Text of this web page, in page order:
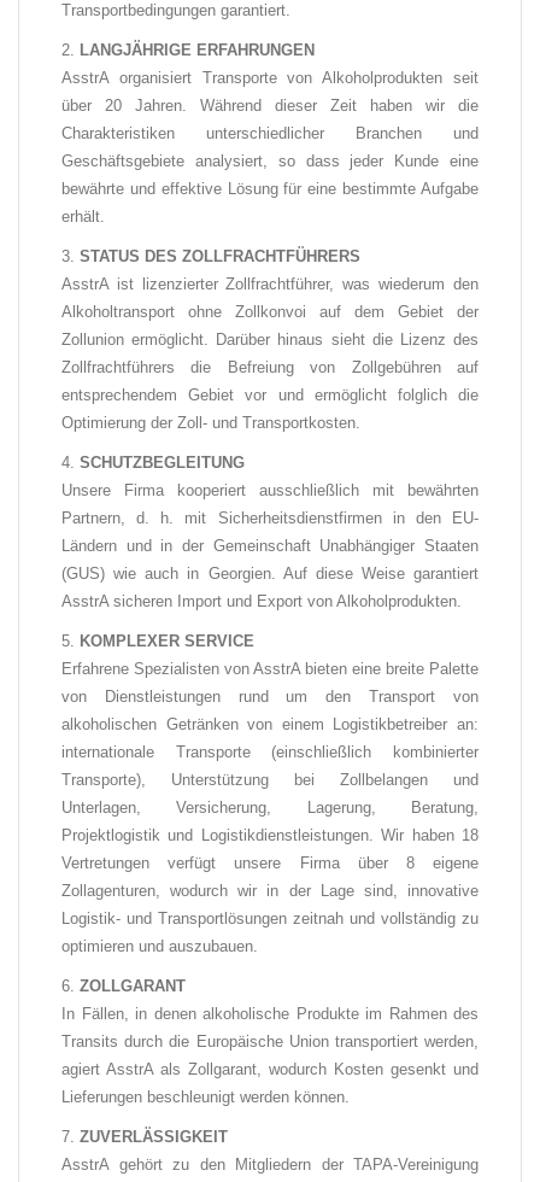
Transportbedingungen garantiert.
LANGJÄHRIGE ERFAHRUNGEN
AsstrA organisiert Transporte von Alkoholprodukten seit
über 20 Jahren. Während dieser Zeit haben wir die
Charakteristiken unterschiedlicher Branchen und
Geschäftsgebiete analysiert, so dass jeder Kunde eine
bewährte und effektive Lösung für eine bestimmte Aufgabe
erhält.
STATUS DES ZOLLFRACHTFÜHRERS
AsstrA ist lizenzierter Zollfrachtführer, was wiederum den
Alkoholtransport ohne Zollkonvoi auf dem Gebiet der
Zollunion ermöglicht. Darüber hinaus sieht die Lizenz des
Zollfrachtführers die Befreiung von Zollgebühren auf
entsprechendem Gebiet vor und ermöglicht folglich die
Optimierung der Zoll- und Transportkosten.
SCHUTZBEGLEITUNG
Unsere Firma kooperiert ausschließlich mit bewährten
Partnern, d. h. mit Sicherheitsdienstfirmen in den EU-
Ländern und in der Gemeinschaft Unabhängiger Staaten
(GUS) wie auch in Georgien. Auf diese Weise garantiert
AsstrA sicheren Import und Export von Alkoholprodukten.
KOMPLEXER SERVICE
Erfahrene Spezialisten von AsstrA bieten eine breite Palette
von Dienstleistungen rund um den Transport von
alkoholischen Getränken von einem Logistikbetreiber an:
internationale Transporte (einschließlich kombinierter
Transporte), Unterstützung bei Zollbelangen und
Unterlagen, Versicherung, Lagerung, Beratung,
Projektlogistik und Logistikdienstleistungen. Wir haben 18
Vertretungen verfügt unsere Firma über 8 eigene
Zollagenturen, wodurch wir in der Lage sind, innovative
Logistik- und Transportlösungen zeitnah und vollständig zu
optimieren und auszubauen.
ZOLLGARANT
In Fällen, in denen alkoholische Produkte im Rahmen des
Transits durch die Europäische Union transportiert werden,
agiert AsstrA als Zollgarant, wodurch Kosten gesenkt und
Lieferungen beschleunigt werden können.
ZUVERLÄSSIGKEIT
AsstrA gehört zu den Mitgliedern der TAPA-Vereinigung